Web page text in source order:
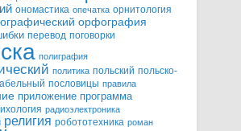
ономастика опечатка орнитология
орфография
перевод поговорки
полиграфия
политика польский польско-
пословицы правила
приложение программа
радиоэлектроника
религия робототехника роман